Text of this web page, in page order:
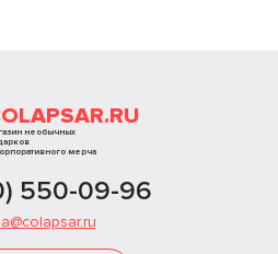
необычных
мерча
550-09-96